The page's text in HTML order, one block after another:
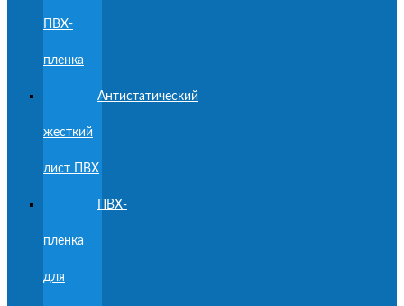
ПВХ-
пленка
Антистатический
жесткий
лист ПВХ
ПВХ-
пленка
для